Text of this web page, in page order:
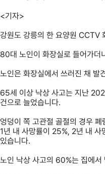
<기자>
강원도 강릉의 한 요양원 CCTV
80대 노인이 화장실로 들어가더
노인은 화장실에서 쓰러진 채 발
65세 이상 낙상 사고는 지난
건으로 늘었습니다.
엉덩이 쪽 고관절 골절의 경우
1년 내 사망률이 25%, 2년 내
있습니다.
노인 낙상 사고의 60%는 집에서